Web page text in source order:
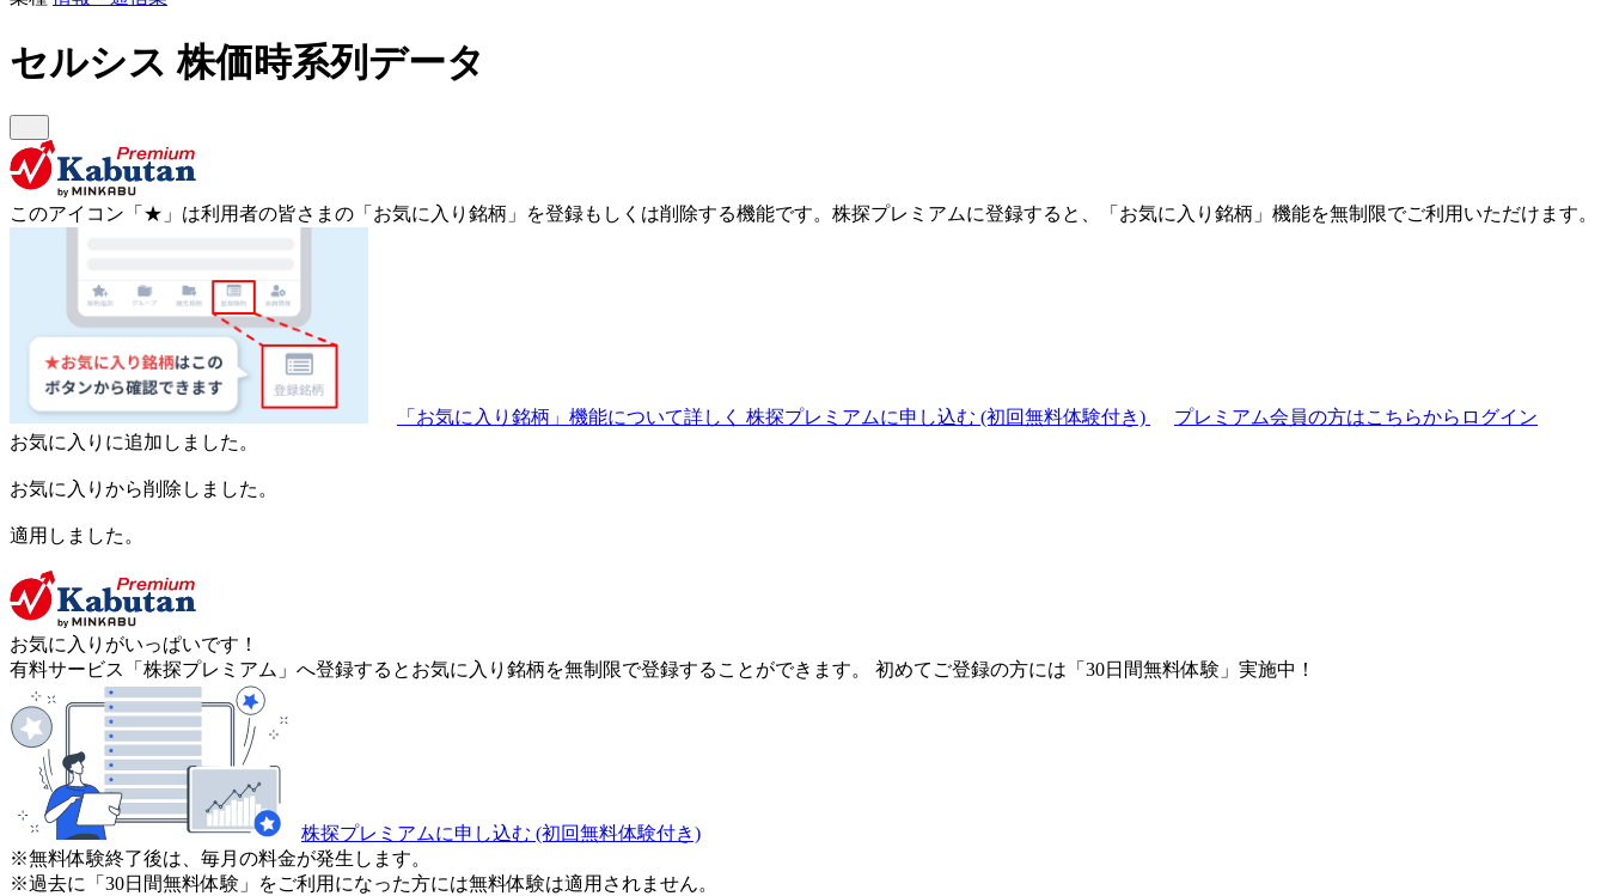
セルシス株価時系列データ
このアイコン 「★」 は利用者の皆さまの 「お気に入り銘柄」を登録もしくは削除する機能です。 株探プレミアムに登録すると、「お気に入り銘柄」機能を無制限でご利用いただけます。
「お気に入り銘柄」機能について詳しく 株探プレミアムに申し込む (初回無料体験付き)
プレミアム会員の方はこちらからログイン
お気に入りに追加しました。
お気に入りから削除しました。
適用しました。
お気に入りがいっぱいです！
有料サービス「株探プレミアム」へ登録するとお気に入り銘柄を無制限で登録することができます。 初めてご登録の方には「30日間無料体験」実施中！
株探プレミアムに申し込む (初回無料体験付き)
※無料体験終了後は、毎月の料金が発生します。
※過去に「30日間無料体験」をご利用になった方には無料体験は適用されません。